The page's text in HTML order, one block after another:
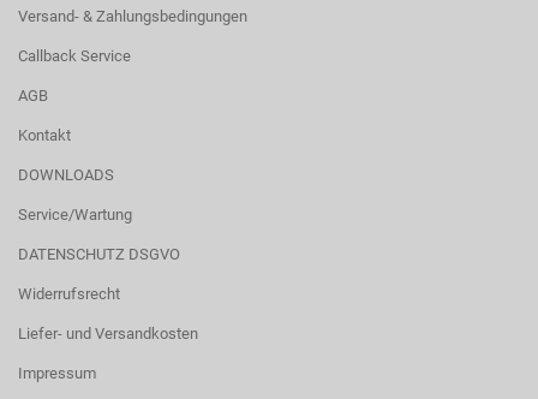
Versand- & Zahlungsbedingungen
Callback Service
AGB
Kontakt
DOWNLOADS
Service/Wartung
DATENSCHUTZ DSGVO
Widerrufsrecht
Liefer- und Versandkosten
Impressum